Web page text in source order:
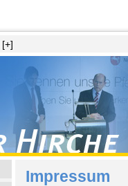
[+]
Impressum